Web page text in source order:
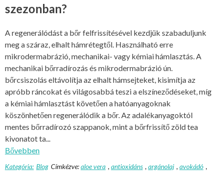
szezonban?
A regenerálódást a bőr felfrissítésével kezdjük szabaduljunk
meg a száraz, elhalt hámrétegtől. Használható erre
mikrodermabrázió, mechanikai- vagy kémiai hámlasztás. A
mechanikai bőrradírozás és mikrodermabrázió ún.
bőrcsiszolás eltávolítja az elhalt hámsejteket, kisimítja az
apróbb ráncokat és világosabbá teszi a elszíneződéseket, míg
a kémiai hámlasztást követően a hatóanyagoknak
köszönhetően regenerálódik a bőr. Az adalékanyagoktól
mentes bőrradírozó szappanok, mint a bőrfrissítő zöld tea
kivonatot ta...
Bővebben
Kategória: Blog Címkézve:aloe vera , antioxidáns , argánolaj , avokádó ,